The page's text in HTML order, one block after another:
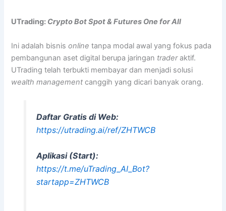
UTrading: Crypto Bot Spot & Futures One for All
Ini adalah bisnisonline tanpa modal awal yang fokus pada
pembangunan aset digital berupa jaringan traderaktif.
UTrading telah terbukti membayar dan menjadi solusi
wealth management canggih yang dicari banyak orang.
Daftar Gratis di Web:
https://utrading.ai/ref/ZHTWCB
Aplikasi (Start):
https://t.me/uTrading_AI_Bot?
startapp=ZHTWCB